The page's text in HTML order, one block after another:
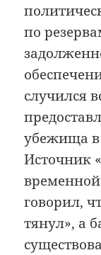
по
случился
убежища
Источник
говорил,
тянул», а